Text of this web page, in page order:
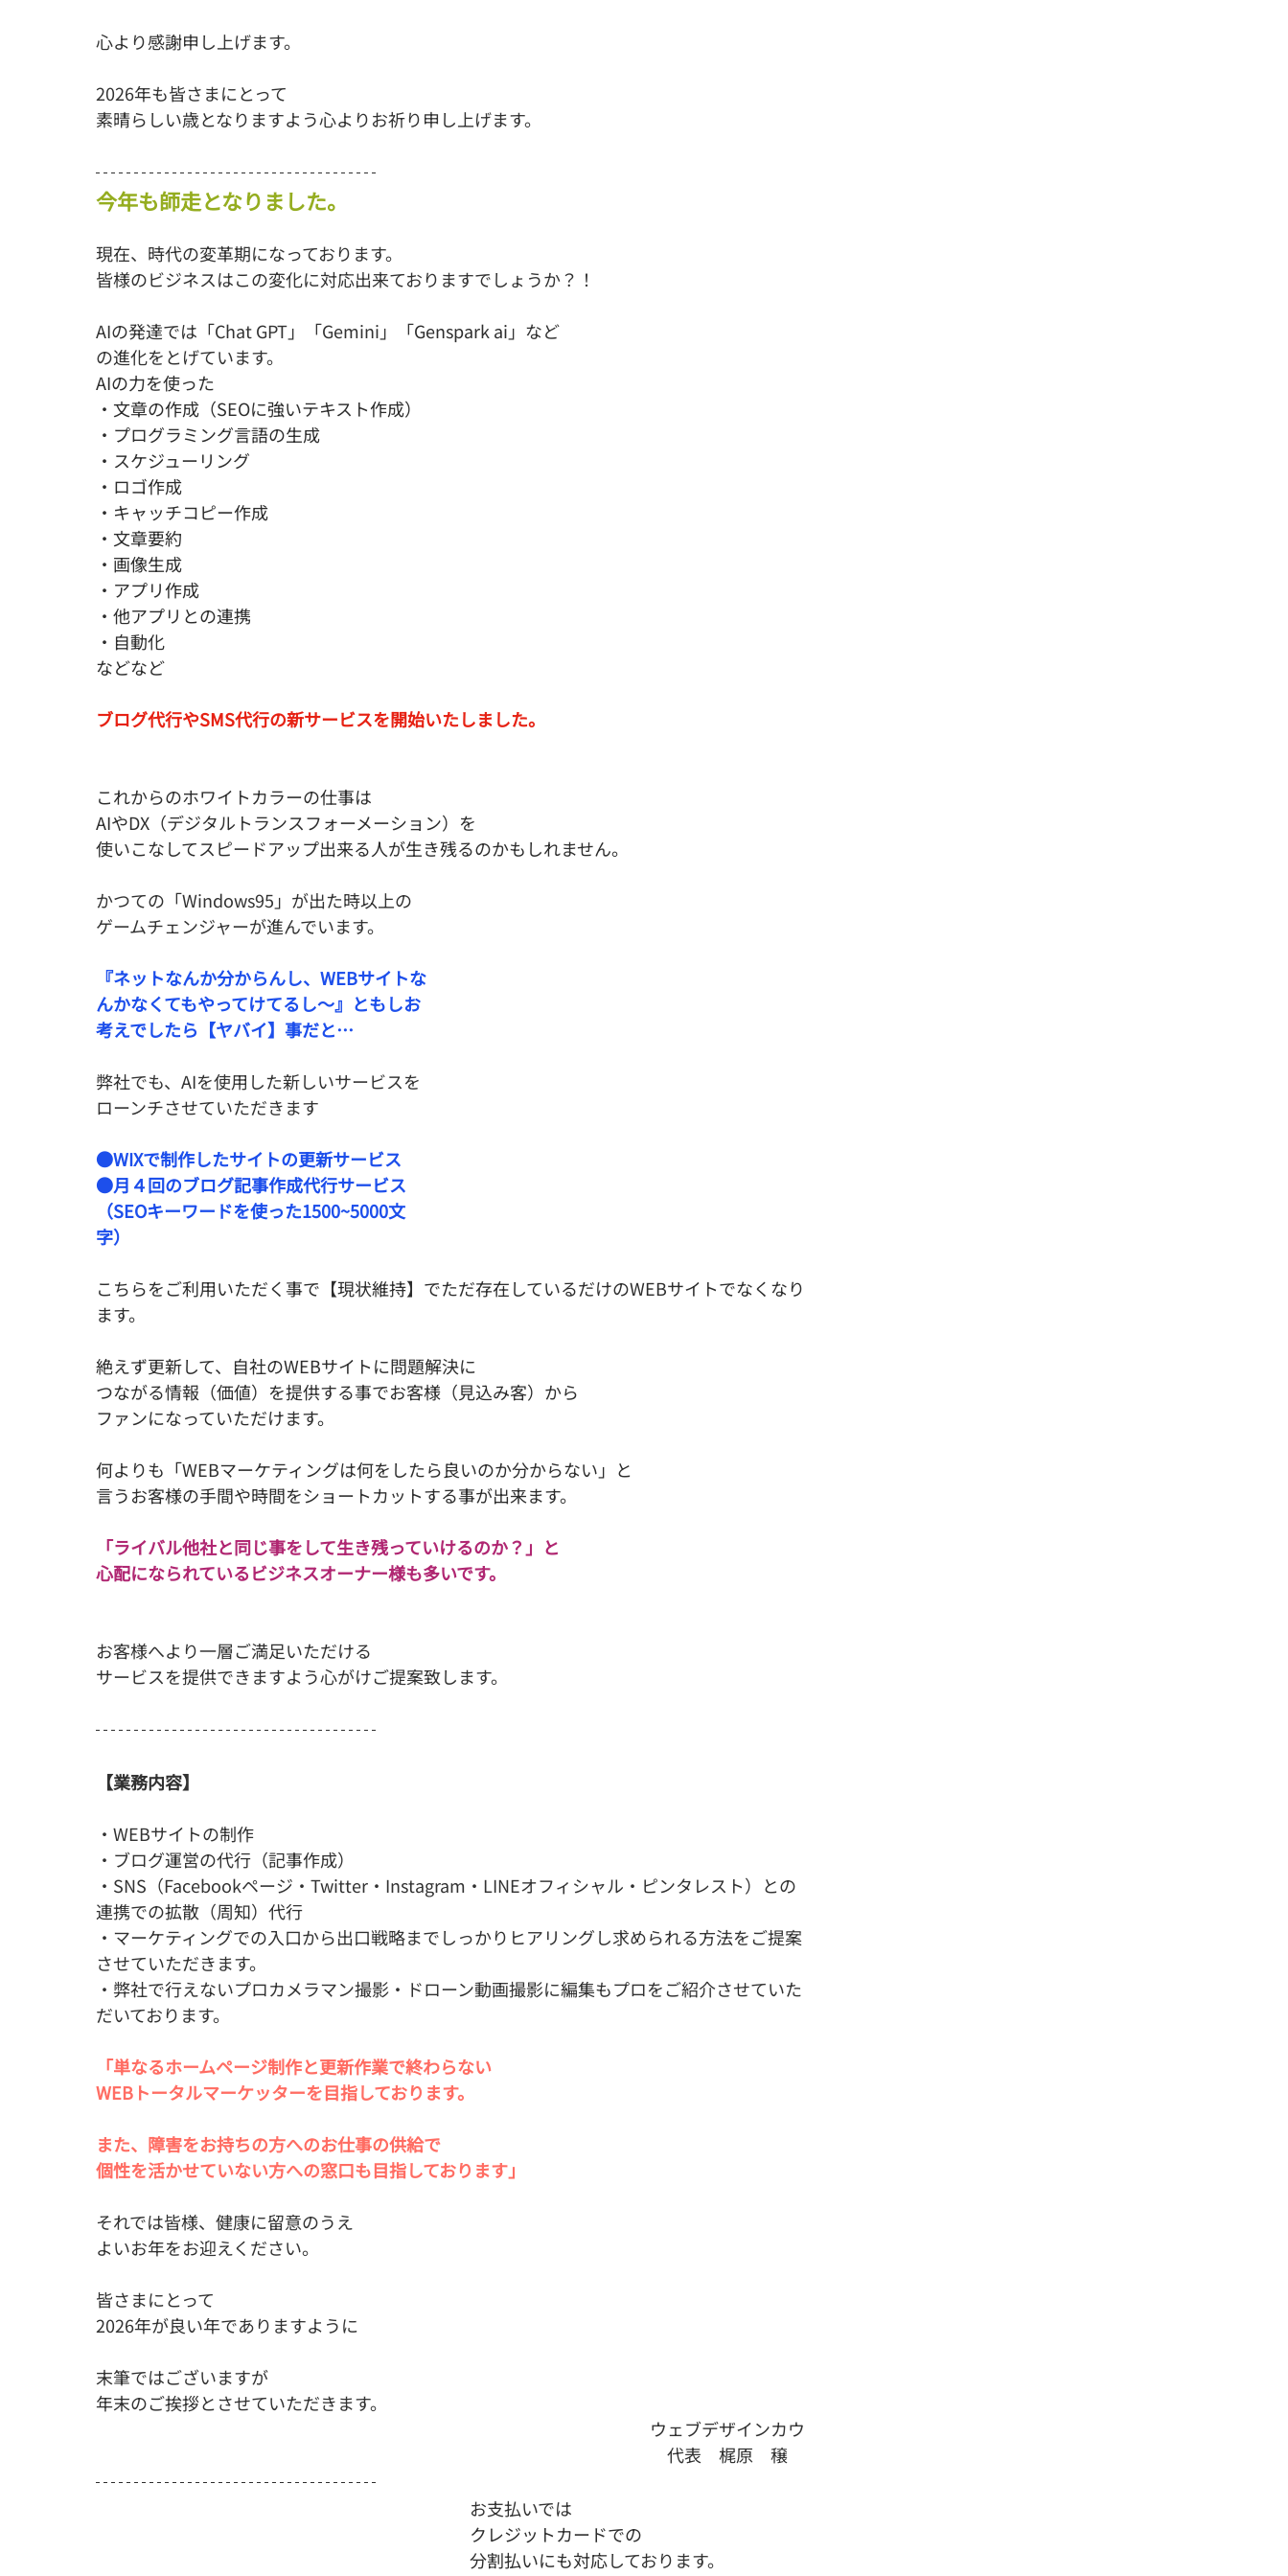
心より感謝申し上げます。
2026年も皆さまにとって
素晴らしい歳となりますよう心よりお祈り申し上げます。
今年も師走となりました。
現在、時代の変革期になっております。
皆様のビジネスはこの変化に対応出来ておりますでしょうか？！
AIの発達では「Chat GPT」「Gemini」「Genspark ai 」など
の進化をとげています。
AIの力を使った
・文章の作成（SEOに強いテキスト作成）
・プログラミング言語の生成
・スケジューリング
・ロゴ作成
・キャッチコピー作成
・文章要約
・画像生成
・アプリ作成
・他アプリとの連携
・自動化
などなど
ブログ代行やSMS代行の新サービスを開始いたしました。
これからのホワイトカラーの仕事は
AIやDX（デジタルトランスフォーメーション）を
使いこなしてスピードアップ出来る人が生き残るのかもしれません。
かつての「Windows95」が出た時以上の
ゲームチェンジャーが進んでいます。
『ネットなんか分からんし、WEBサイトな
んかなくてもやってけてるし～』ともしお
考えでしたら【ヤバイ】事だと…
弊社でも、AIを使用した新しいサービスを
ローンチさせていただきます
●WIXで制作したサイトの更新サービス
●月４回のブログ記事作成代行サービス
（SEOキーワードを使った1500~5000文
字）
こちらをご利用いただく事で【現状維持】でただ存在しているだけのWEBサイトでなくなり
ます。
絶えず更新して、自社のWEBサイトに問題解決に
つながる情報（価値）を提供する事でお客様（見込み客）から
ファンになっていただけます。
何よりも「WEBマーケティングは何をしたら良いのか分からない」と
言うお客様の手間や時間をショートカットする事が出来ます。
「ライバル他社と同じ事をして生き残っていけるのか？」と
心配になられているビジネスオーナー様も多いです。
お客様へより一層ご満足いただける
サービスを提供できますよう心がけご提案致します。
【業務内容】
・WEBサイトの制作
・ブログ運営の代行（記事作成）
・SNS（Facebookページ・Twitter・Instagram・LINEオフィシャル・ピンタレスト）との
連携での拡散（周知）代行
・マーケティングでの入口から出口戦略までしっかりヒアリングし求められる方法をご提案
させていただきます。
・弊社で行えないプロカメラマン撮影・ドローン動画撮影に編集もプロをご紹介させていた
だいております。
「単なるホームページ制作と更新作業で終わらない
WEBトータルマーケッターを目指しております。
また、障害をお持ちの方へのお仕事の供給で
個性を活かせていない方への窓口も目指しております」
それでは皆様、健康に留意のうえ
よいお年をお迎えください。
皆さまにとって
2026年が良い年でありますように
末筆ではございますが
年末のご挨拶とさせていただきます。
ウェブデザインカウ
代表　梶原　穣
お支払いでは
クレジットカードでの
分割払いにも対応しております。